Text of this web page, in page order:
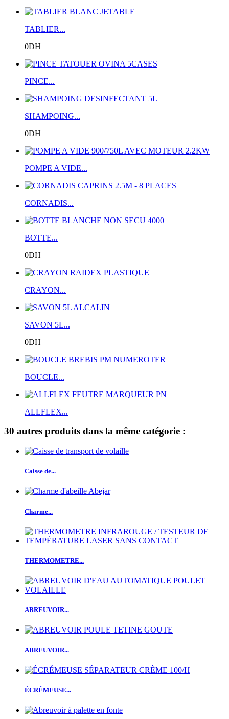
TABLIER...
0DH
PINCE...
SHAMPOING...
0DH
POMPE A VIDE...
CORNADIS...
BOTTE...
0DH
CRAYON...
SAVON 5L...
0DH
BOUCLE...
ALLFLEX...
30 autres produits dans la même catégorie :
Caisse de...
Charme...
THERMOMETRE...
ABREUVOIR...
ABREUVOIR...
ÉCRÉMEUSE...